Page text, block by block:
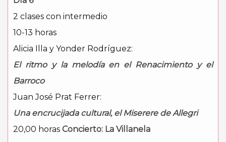
2 clases con intermedio
10-13 horas
Alicia Illa y Yonder Rodríguez:
El ritmo y la melodía en el Renacimiento y el
Barroco
Juan José Prat Ferrer:
Una encrucijada cultural, el Miserere de Allegri
20,00 horas Concierto: La Villanela